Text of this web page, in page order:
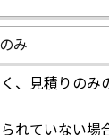
み
、見積りのみ
れていない場